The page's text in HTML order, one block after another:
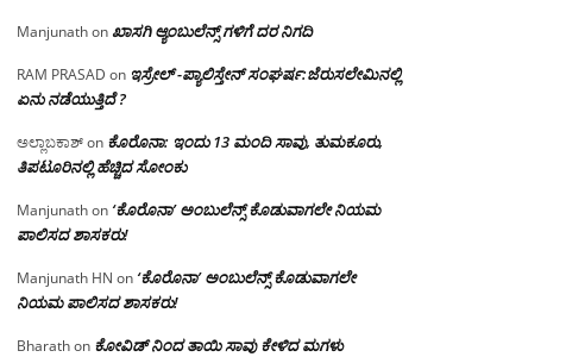
Manjunathonಖಾಸಗಿ ಆ್ಯಂಬುಲೆನ್ಸ್ ಗಳಿಗೆ ದರ ನಿಗದಿ
RAM PRASAD on ಇಸ್ರೇಲ್ -ಪ್ಯಾಲಿಸ್ತೇನ್ ಸಂಘರ್ಷ:ಜೆರುಸಲೇಮಿನಲ್ಲಿ
ಏನು ನಡೆಯುತ್ತಿದೆ ?
ಅಲ್ಲಾಬಕಾಶ್on ಕೊರೊನಾ: ಇಂದು 13 ಮಂದಿ ಸಾವು, ತುಮಕೂರು,
ತಿಪಟೂರಿನಲ್ಲಿ ಹೆಚ್ಚಿದ ಸೋಂಕು
Manjunathon ‘ಕೊರೊನಾ’ ಅಂಬುಲೆನ್ಸ್ ಕೊಡುವಾಗಲೇ ನಿಯಮ
ಪಾಲಿಸದ ಶಾಸಕರು!
Manjunath HN on ‘ಕೊರೊನಾ’ ಅಂಬುಲೆನ್ಸ್ ಕೊಡುವಾಗಲೇ
ನಿಯಮ ಪಾಲಿಸದ ಶಾಸಕರು!
Bharathon ಕೋವಿಡ್ ನಿಂದ ತಾಯಿ ಸಾವು ಕೇಳಿದ ಮಗಳು